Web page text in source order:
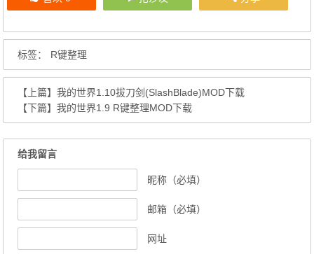
标签： R键整理
【上篇】我的世界1.10拔刀剑(SlashBlade)MOD下载
【下篇】我的世界1.9 R键整理MOD下载
给我留言
昵称（必填）
邮箱（必填）
网址